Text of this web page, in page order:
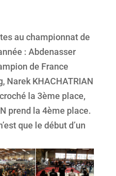
au championnat de
: Abdenasser
de France
Narek KHACHATRIAN
la 3ème place,
prend la 4ème place.
que le début d’un